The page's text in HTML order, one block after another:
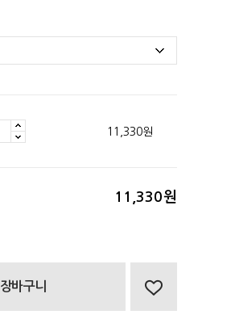
11,330원
11,330원
장바구니